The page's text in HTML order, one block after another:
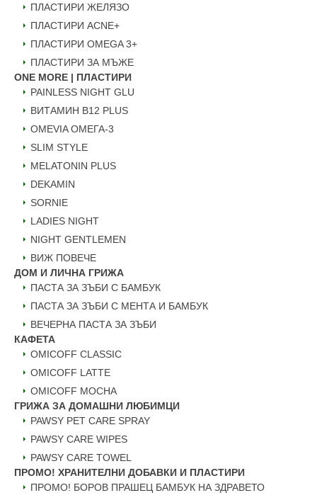
ПЛАСТИРИ ЖЕЛЯЗО
ПЛАСТИРИ ACNE+
ПЛАСТИРИ OMEGA 3+
ПЛАСТИРИ ЗА МЪЖЕ
ONE MORE | ПЛАСТИРИ
PAINLESS NIGHT GLU
ВИТАМИН B12 PLUS
ОMEVIA ОМЕГА-3
SLIM STYLE
MELATONIN PLUS
DEKAMIN
SORNIE
LADIES NIGHT
NIGHT GENTLEMEN
ВИЖ ПОВЕЧЕ
ДОМ И ЛИЧНА ГРИЖА
ПАСТА ЗА ЗЪБИ С БАМБУК
ПАСТА ЗА ЗЪБИ С МЕНТА И БАМБУК
ВЕЧЕРНА ПАСТА ЗА ЗЪБИ
КАФЕТА
OMICOFF CLASSIC
OMICOFF LATTE
OMICOFF MOCHA
ГРИЖА ЗА ДОМАШНИ ЛЮБИМЦИ
PAWSY PET CARE SPRAY
PAWSY CARE WIPES
PAWSY CARE TOWEL
ПРОМО! ХРАНИТЕЛНИ ДОБАВКИ И ПЛАСТИРИ
ПРОМО! БОРОВ ПРАШЕЦ БАМБУК НА ЗДРАВЕТО